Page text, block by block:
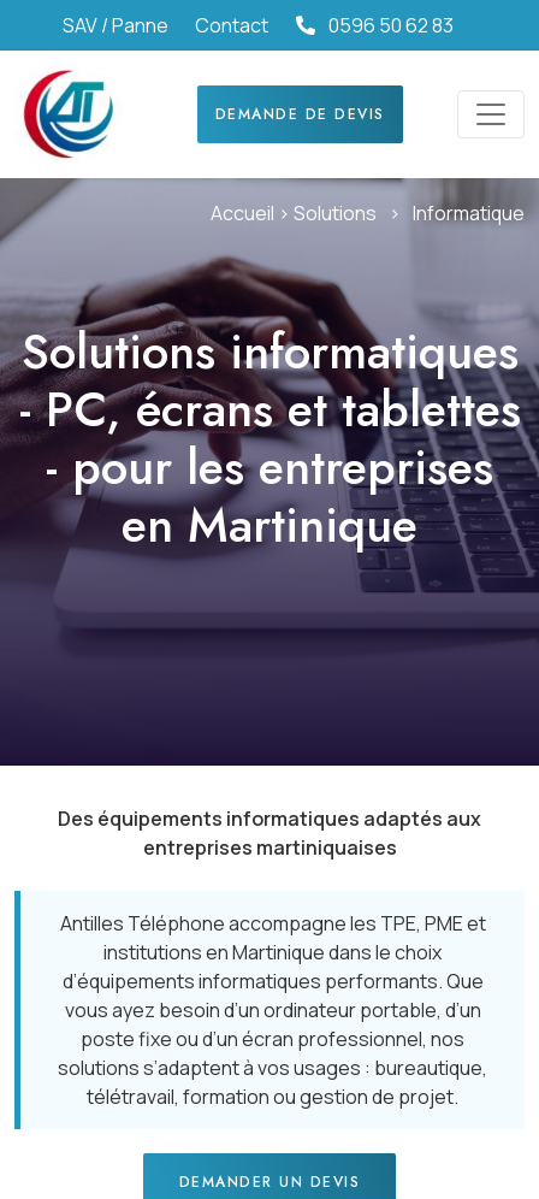
SAV / Panne Contact 0596 50 62 83
DEMANDE DE DEVIS
Accueil > Solutions > Informatique
Solutions informatiques
- PC, écrans et tablettes
- pour les entreprises
en Martinique
Des équipements informatiques adaptés aux
entreprises martiniquaises
Antilles Téléphone accompagne les TPE, PME et
institutions en Martinique dans le choix
d’équipements informatiques performants. Que
vous ayez besoin d’un ordinateur portable, d’un
poste fixe ou d’un écran professionnel, nos
solutions s’adaptent à vos usages : bureautique,
télétravail, formation ou gestion de projet.
DEMANDER UN DEVIS